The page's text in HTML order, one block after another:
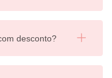
desconto?